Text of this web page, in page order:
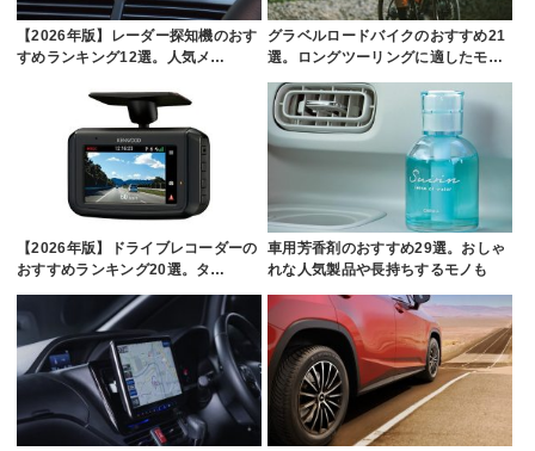
【2026年版】レーダー探知機のおす
すめランキング12選。人気メ…
グラベルロードバイクのおすすめ21
選。ロングツーリングに適したモ…
【2026年版】ドライブレコーダーの
おすすめランキング20選。タ…
車用芳香剤のおすすめ29選。おしゃ
れな人気製品や長持ちするモノも